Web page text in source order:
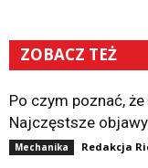
ZOBACZ TEŻ
Po czym poznać,
Najczęstsze
Mechanika Redakcja